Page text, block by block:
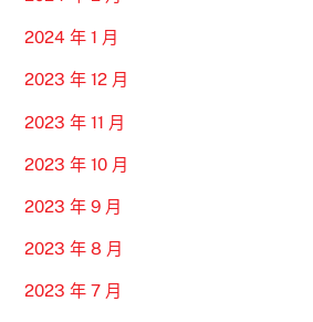
2024 年 1 月
2023 年 12 月
2023 年 11 月
2023 年 10 月
2023 年 9 月
2023 年 8 月
2023 年 7 月